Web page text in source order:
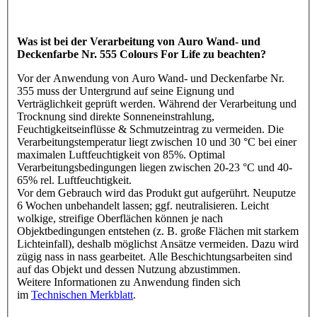
Was ist bei der Verarbeitung von Auro Wand- und
Deckenfarbe Nr. 555 Colours For Life zu beachten?
Vor der Anwendung von Auro Wand- und Deckenfarbe Nr.
355 muss der Untergrund auf seine Eignung und
Verträglichkeit geprüft werden. Während der Verarbeitung und
Trocknung sind direkte Sonneneinstrahlung,
Feuchtigkeitseinflüsse & Schmutzeintrag zu vermeiden. Die
Verarbeitungstemperatur liegt zwischen 10 und 30 °C bei einer
maximalen Luftfeuchtigkeit von 85%. Optimal
Verarbeitungsbedingungen liegen zwischen 20-23 °C und 40-
65% rel. Luftfeuchtigkeit.
Vor dem Gebrauch wird das Produkt gut aufgerührt. Neuputze
6 Wochen unbehandelt lassen; ggf. neutralisieren. Leicht
wolkige, streifige Oberflächen können je nach
Objektbedingungen entstehen (z. B. große Flächen mit starkem
Lichteinfall), deshalb möglichst Ansätze vermeiden. Dazu wird
zügig nass in nass gearbeitet. Alle Beschichtungsarbeiten sind
auf das Objekt und dessen Nutzung abzustimmen.
Weitere Informationen zu Anwendung finden sich
im Technischen Merkblatt.